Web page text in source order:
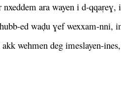
ara wayen i d-
ed waḍu ɣef wexxam-nni,
wehmen deg imeslayen-